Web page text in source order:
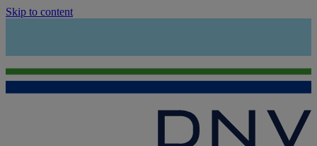
Skip to content